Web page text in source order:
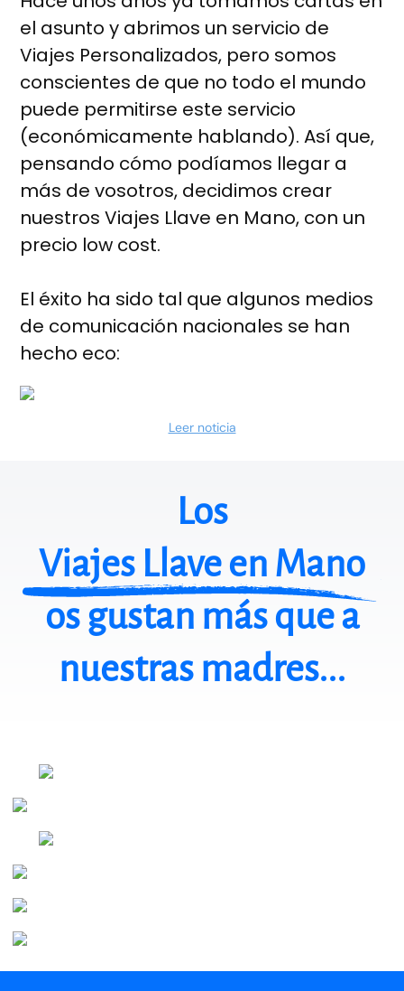
el asunto y abrimos un servicio de
Viajes Personalizados, pero somos
conscientes de que no todo el mundo
puede permitirse este servicio
(económicamente hablando). Así que,
pensando cómo podíamos llegar a
más de vosotros, decidimos crear
nuestros Viajes Llave en Mano, con un
precio low cost.
El éxito ha sido tal que algunos medios
de comunicación nacionales se han
hecho eco:
Leer noticia
Los
Viajes Llave en Mano
os gustan más que a
nuestras madres...